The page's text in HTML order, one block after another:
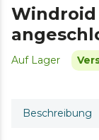
Windroid
Auf Lager
Beschreibung